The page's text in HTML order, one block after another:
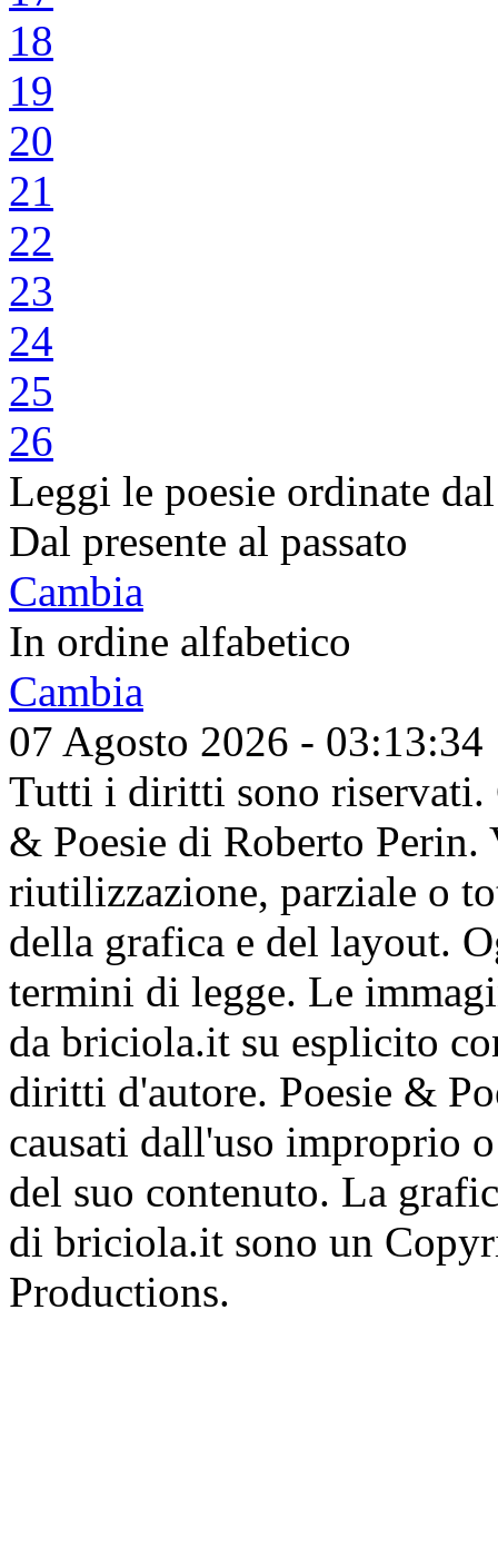
18
19
20
21
22
23
24
25
26
Leggi le poesie ordinate
Dal presente al passato
Cambia
In ordine alfabetico
Cambia
07 Agosto 2026 - 03:13:34
Tutti i diritti sono riservati.
& Poesie di Roberto
riutilizzazione, parziale o
della grafica e del layout.
termini di legge. Le
da briciola.it su esplicito
diritti d'autore. Poesie &
causati dall'uso improprio
del suo contenuto. La
di briciola.it sono un
Productions.